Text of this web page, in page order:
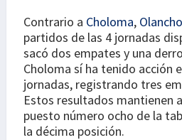
Contrario a Choloma, Olancho
partidos de las 4 jornadas
sacó dos empates y una
Choloma sí ha tenido acción
jornadas, registrando tres
Estos resultados mantienen
puesto número ocho de la
la décima posición.